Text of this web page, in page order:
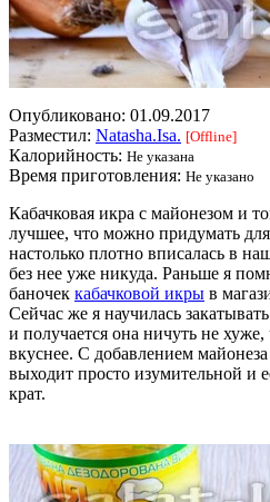
Опубликовано: 01.09.2017
Разместил: Natasha.Isa. [Offline]
Калорийность: Не указана
Время приготовления: Не указано
Кабачковая икра с майонезом и
лучшее, что можно придумать
настолько плотно вписалась в
без нее уже никуда. Раньше я
баночек кабачковой икры в
Сейчас же я научилась
и получается она ничуть не
вкуснее. С добавлением
выходит просто изумительной и
крат.